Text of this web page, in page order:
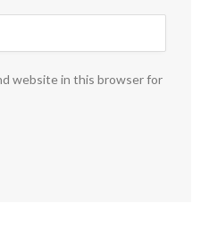
website in this browser for